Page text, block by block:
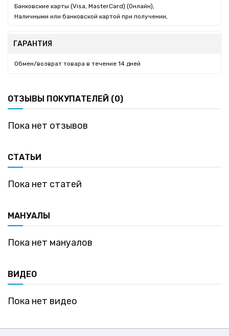
Банковские карты (Visa, MasterCard) (Онлайн),
Наличными или банковской картой при получении,
ГАРАНТИЯ
Обмен/возврат товара в течение 14 дней
ОТЗЫВЫ ПОКУПАТЕЛЕЙ (0)
Пока нет отзывов
СТАТЬИ
Пока нет статей
МАНУАЛЫ
Пока нет мануалов
ВИДЕО
Пока нет видео